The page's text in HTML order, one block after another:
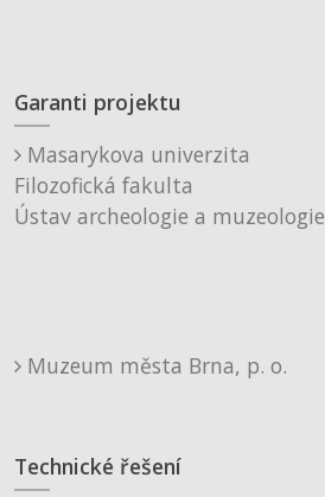
Garanti projektu
Masarykova univerzita
Filozofická fakulta
Ústav archeologie a muzeologie
Muzeum města Brna, p. o.
Technické řešení